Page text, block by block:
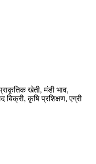
खेती, मंडी भाव,
कृषि प्रशिक्षण, एग्री